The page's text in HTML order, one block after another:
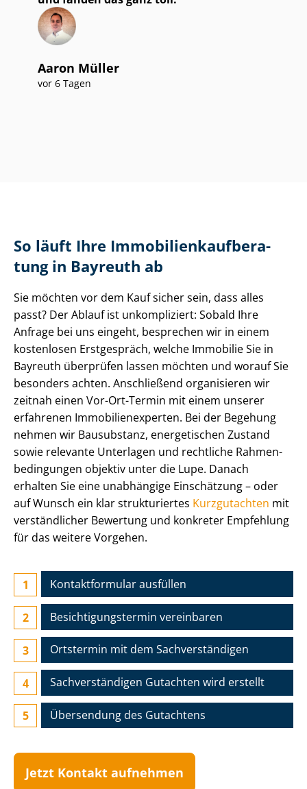
Aaron Müller
vor 6 Tagen
So läuft Ihre Im­mo­bi­li­en­kauf­be­ra­
tung in Bayreuth ab
Sie möchten vor dem Kauf sicher sein, dass alles
passt? Der Ablauf ist unkompliziert: Sobald Ihre
Anfrage bei uns eingeht, besprechen wir in einem
kostenlosen Erstgespräch, welche Immobilie Sie in
Bayreuth überprüfen lassen möchten und worauf Sie
besonders achten. Anschließend organisieren wir
zeitnah einen Vor-Ort-Termin mit einem unserer
erfahrenen Im­mo­bi­li­en­ex­per­ten. Bei der Begehung
nehmen wir Bausubstanz, energetischen Zustand
sowie relevante Unterlagen und rechtliche Rah­men­
be­din­gun­gen objektiv unter die Lupe. Danach
erhalten Sie eine unabhängige Einschätzung – oder
auf Wunsch ein klar strukturiertes Kurzgutachten mit
verständlicher Bewertung und konkreter Empfehlung
für das weitere Vorgehen.
Kontaktformular ausfüllen
Besichtigungs­termin vereinbaren
Ortstermin mit dem Sach­ver­stän­di­gen
Sach­ver­stän­di­gen Gutachten wird erstellt
Übersendung des Gutachtens
Jetzt Kontakt aufnehmen